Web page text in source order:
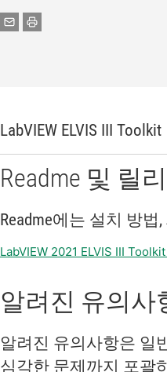
LabVIEW ELVIS III Toolkit
Readme 및 릴
Readme에는 설치 방
LabVIEW 2021 ELVIS III
알려진 유의사
알려진 유의사항은 일
심각한 문제까지 포괄